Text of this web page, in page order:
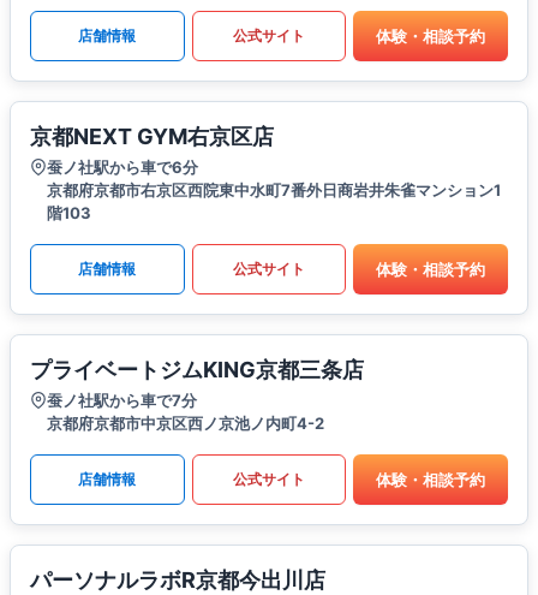
店舗情報 公式サイト 体験・相談予約
京都NEXT GYM右京区店
蚕ノ社駅から車で6分
京都府京都市右京区西院東中水町7番外日商岩井朱雀マンション1
階103
店舗情報 公式サイト 体験・相談予約
プライベートジムKING京都三条店
蚕ノ社駅から車で7分
京都府京都市中京区西ノ京池ノ内町4-2
店舗情報 公式サイト 体験・相談予約
パーソナルラボR京都今出川店